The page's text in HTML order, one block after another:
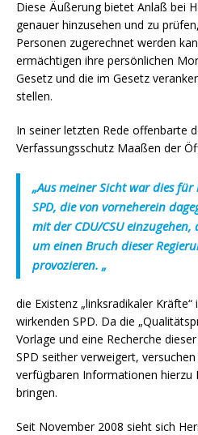
Diese Äußerung bietet Anlaß bei
genauer hinzusehen und zu
Personen zugerechnet werden
ermächtigen ihre persönlichen
Gesetz und die im Gesetz
stellen.
In seiner letzten Rede offenbarte
Verfassungsschutz Maaßen der
„Aus meiner Sicht war dies
SPD, die von vorneherein
mit der CDU/CSU einzugehen,
um einen Bruch dieser
provozieren. „
die Existenz „linksradikaler
wirkenden SPD. Da die
Vorlage und eine Recherche
SPD seither verweigert,
verfügbaren Informationen hierzu
bringen.
Seit November 2008 sieht sich